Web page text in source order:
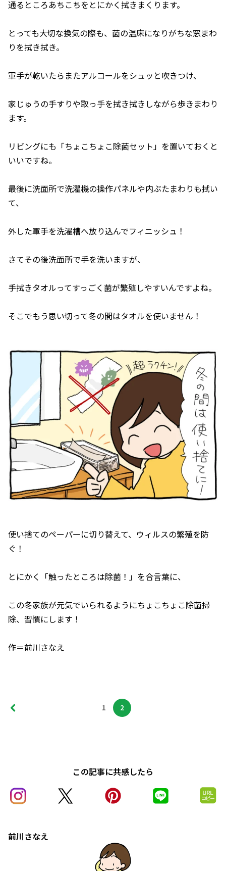
通るところあちこちをとにかく拭きまくります。
とっても大切な換気の際も、菌の温床になりがちな窓まわ
りを拭き拭き。
軍手が乾いたらまたアルコールをシュッと吹きつけ、
家じゅうの手すりや取っ手を拭き拭きしながら歩きまわり
ます。
リビングにも「ちょこちょこ除菌セット」を置いておくと
いいですね。
最後に洗面所で洗濯機の操作パネルや内ぶたまわりも拭い
て、
外した軍手を洗濯槽へ放り込んでフィニッシュ！
さてその後洗面所で手を洗いますが、
手拭きタオルってすっごく菌が繁殖しやすいんですよね。
そこでもう思い切って冬の間はタオルを使いません！
使い捨てのペーパーに切り替えて、ウィルスの繁殖を防
ぐ！
とにかく「触ったところは除菌！」を合言葉に、
この冬家族が元気でいられるようにちょこちょこ除菌掃
除、習慣にします！
作＝前川さなえ
1 2
この記事に共感したら
前川さなえ